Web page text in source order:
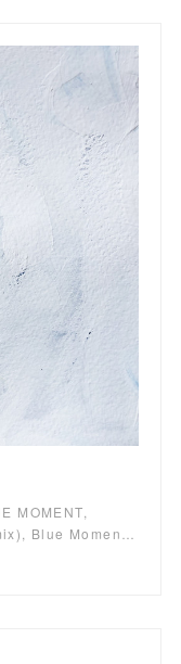
MOMENT,
Blue Momen…